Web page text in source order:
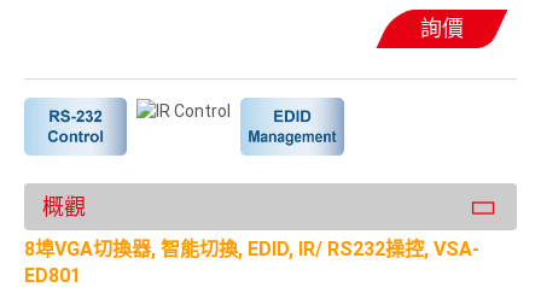
詢價
概觀
8埠VGA切換器, 智能切換, EDID, IR/ RS232操控, VSA-
ED801